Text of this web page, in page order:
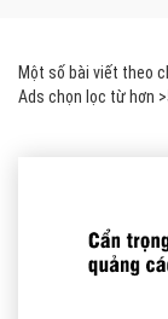
Một số bài viết theo
Ads chọn lọc từ hơn